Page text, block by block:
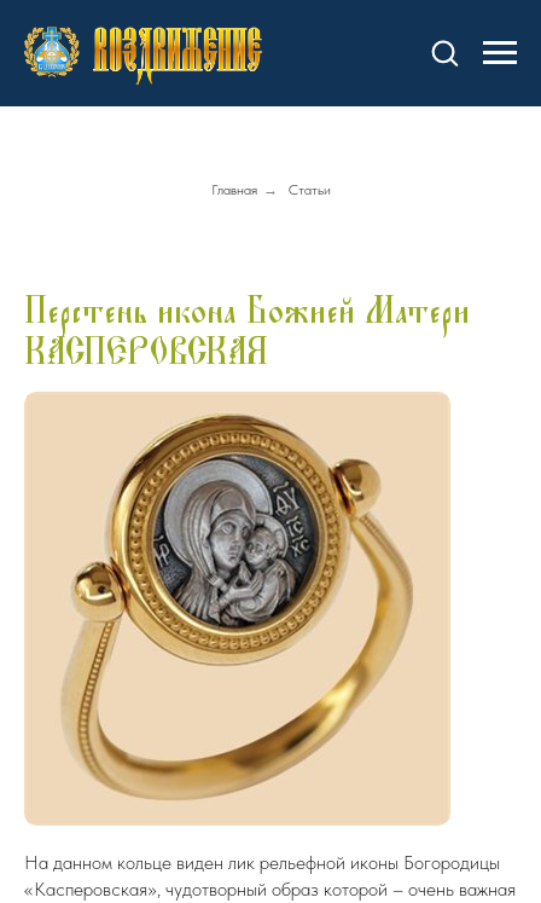
Главная → Статьи
Перстень икона Божией Матери
КАСПЕРОВСКАЯ
На данном кольце виден лик рельефной иконы Богородицы
«Касперовская», чудотворный образ которой – очень важная